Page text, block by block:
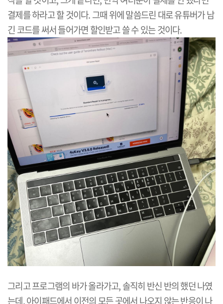
결제를 하라고 할 것이다. 그때 위에 말씀드린 대로 유튜버가 남
긴 코드를 써서 들어가면 할인받고 쓸 수 있는 것이다.
그리고 프로그램의 바가 올라가고, 솔직히 반신 반의 했던 나였
는데, 아이패드에서 이전의 모든 곳에서 나오지 않는 반응이 나